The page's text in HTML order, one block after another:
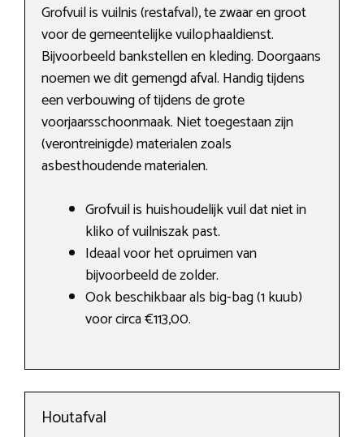
Grofvuil is vuilnis (restafval), te zwaar en groot
voor de gemeentelijke vuilophaaldienst.
Bijvoorbeeld bankstellen en kleding. Doorgaans
noemen we dit gemengd afval. Handig tijdens
een verbouwing of tijdens de grote
voorjaarsschoonmaak. Niet toegestaan zijn
(verontreinigde) materialen zoals
asbesthoudende materialen.
Grofvuil is huishoudelijk vuil dat niet in
kliko of vuilniszak past.
Ideaal voor het opruimen van
bijvoorbeeld de zolder.
Ook beschikbaar als big-bag (1 kuub)
voor circa €113,00.
Houtafval